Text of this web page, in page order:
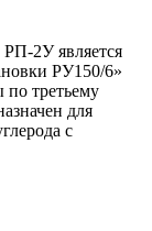
2У является
РУ150/6»
третьему
для
с